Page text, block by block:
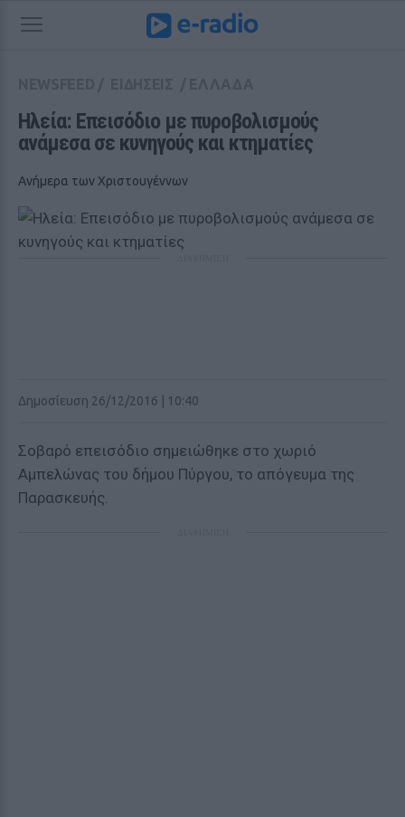
Ηλεία: Επεισόδιο με πυροβολισμούς
ανάμεσα σε κυνηγούς και κτηματίες
Ανήμερα των Χριστουγέννων
Δημοσίευση 26/12/2016 | 10:40
Σοβαρό επεισόδιο σημειώθηκε στο χωριό
Αμπελώνας του δήμου Πύργου, το απόγευμα της
Παρασκευής.